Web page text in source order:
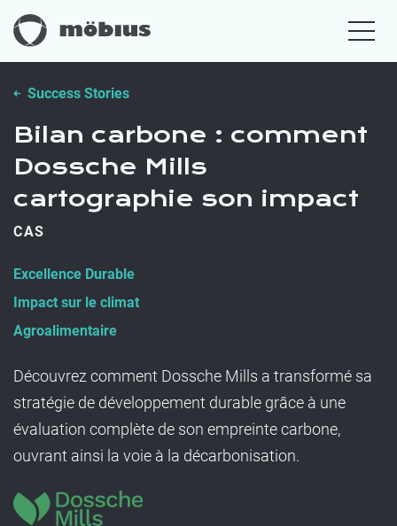
Success Stories
Bilan carbone : comment
Dossche Mills
cartographie son impact
CAS
Excellence Durable
Impact sur le climat
Agroalimentaire
Découvrez comment Dossche Mills a transformé sa
stratégie de développement durable grâce à une
évaluation complète de son empreinte carbone,
ouvrant ainsi la voie à la décarbonisation.